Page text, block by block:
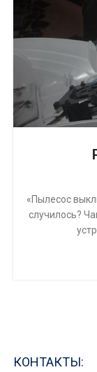
«Пылесос
случилось?
КОНТАКТЫ: